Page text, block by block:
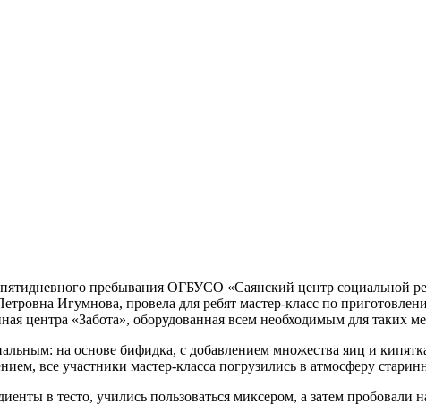
пребывания ОГБУСО «Саянский центр социальной
Игумнова, провела для ребят мастер-класс по
центра «Забота», оборудованная всем необходимым для таких
на основе бифидка, с добавлением множества яиц и
все участники мастер-класса погрузились в атмосферу
в тесто, учились пользоваться миксером, а затем пробовали